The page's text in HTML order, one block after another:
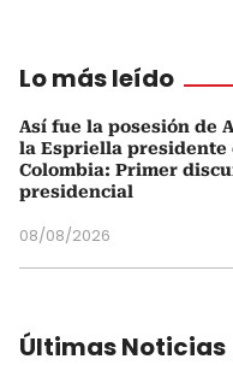
Lo más leído
Así fue la posesión de
la Espriella presidente
Colombia: Primer
presidencial
08/08/2026
Últimas Noticias